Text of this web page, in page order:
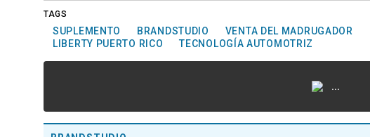
TAGS
SUPLEMENTO BRANDSTUDIO VENTA DEL MADRUGADOR
LIBERTY PUERTO RICO
TECNOLOGÍA AUTOMOTRIZ
...